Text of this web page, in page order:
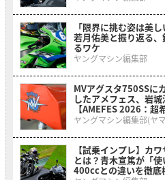
「限界に挑む姿は美
若月佑美と振り返る
るワケ
ヤングマシン編集部
MVアグスタ750SSに
したアメフェス、岩
【AMEFES 2026：
宴】
ヤングマシン編集部(ヤ
【試乗インプレ】カ
とは？青木宣篤が「
400ccとの違いを徹底